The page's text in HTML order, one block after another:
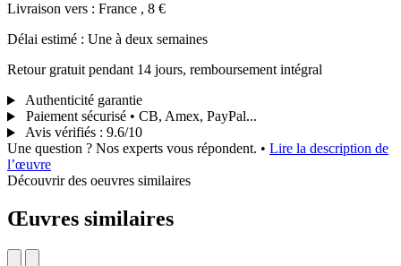
Livraison vers : France , 8 €
Délai estimé : Une à deux semaines
Retour gratuit pendant 14 jours, remboursement intégral
Authenticité garantie
Paiement sécurisé • CB, Amex, PayPal...
Avis vérifiés : 9.6/10
Une question ? Nos experts vous répondent. • Lire la description de
l’œuvre
Découvrir des oeuvres similaires
Œuvres similaires